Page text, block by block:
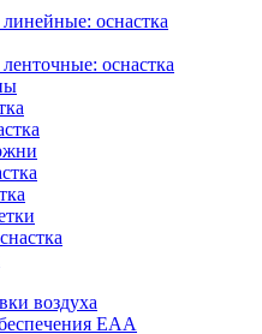
оснастка
оснастка
воздуха
EAA